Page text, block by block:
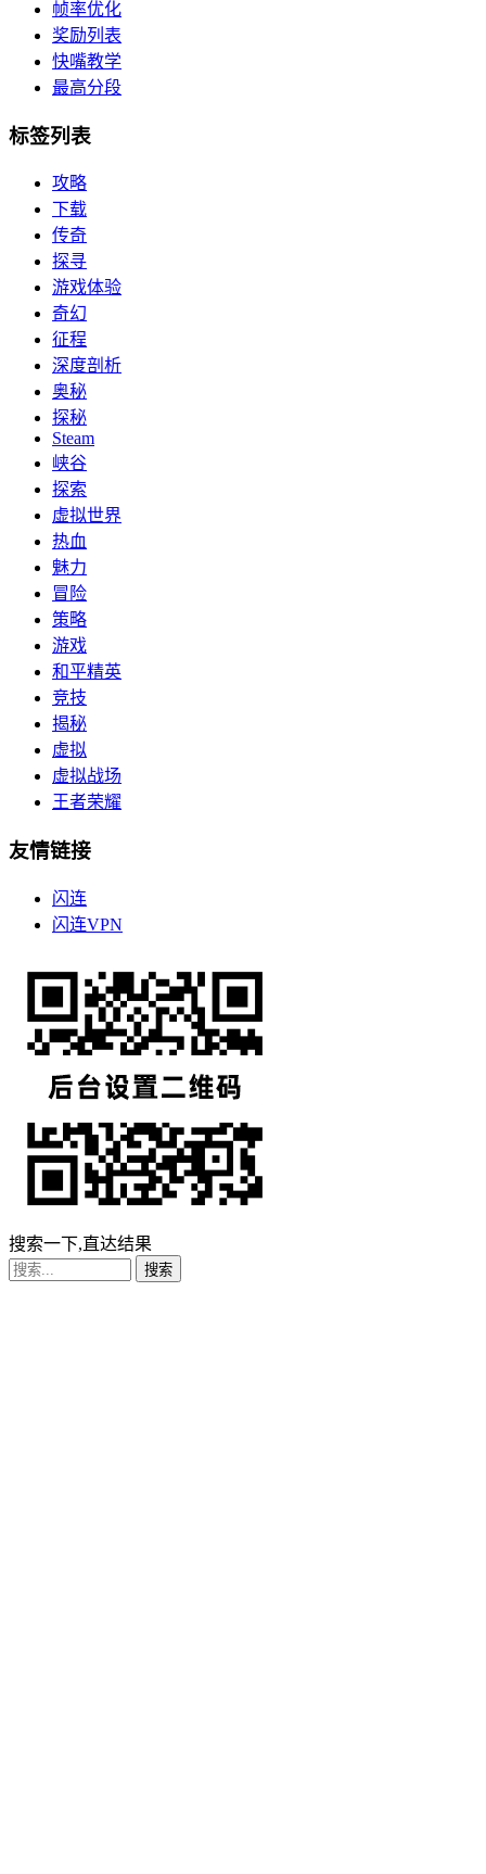
帧率优化
奖励列表
快嘴教学
最高分段
标签列表
攻略
下载
传奇
探寻
游戏体验
奇幻
征程
深度剖析
奥秘
探秘
Steam
峡谷
探索
虚拟世界
热血
魅力
冒险
策略
游戏
和平精英
竞技
揭秘
虚拟
虚拟战场
王者荣耀
友情链接
闪连
闪连VPN
搜索一下,直达结果
搜索